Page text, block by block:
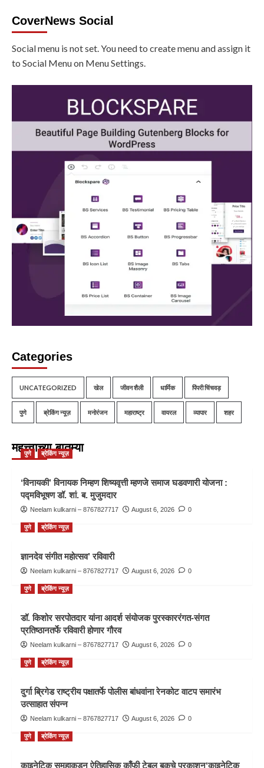
CoverNews Social
Social menu is not set. You need to create menu and assign it
to Social Menu on Menu Settings.
Categories
UNCATEGORIZED खेल जीवन शैली धार्मिक पिंपरी चिंचवड़
पुणे ब्रेकिंग न्यूज़ मनोरंजन महाराष्ट्र वायरल व्यापार शहर
महत्त्वाच्या बातम्या
पुणे ब्रेकिंग न्यूज़
‘विनायकी’ विनायक निम्हण शिष्यवृत्ती म्हणजे समाज घडवणारी योजना :
पद्मविभूषण डॉ. शां. ब. मुजुमदार
Neelam kulkarni – 8767827717 August 6, 2026 0
पुणे ब्रेकिंग न्यूज़
ज्ञानदेव संगीत महोत्सव’ रविवारी
Neelam kulkarni – 8767827717 August 6, 2026 0
पुणे ब्रेकिंग न्यूज़
डॉ. किशोर सरपोतदार यांना आदर्श संयोजक पुरस्काररंगत-संगत
प्रतिष्ठानतर्फे रविवारी होणार गौरव
Neelam kulkarni – 8767827717 August 6, 2026 0
पुणे ब्रेकिंग न्यूज़
दुर्गा ब्रिगेड राष्ट्रीय पक्षातर्फे पोलीस बांधवांना रेनकोट वाटप समारंभ
उत्साहात संपन्न
Neelam kulkarni – 8767827717 August 6, 2026 0
पुणे ब्रेकिंग न्यूज़
काइनेटिक समूहाकडून ऐतिहासिक काँफी टेबल बूकचे प्रकाशन‘काइनेटिक